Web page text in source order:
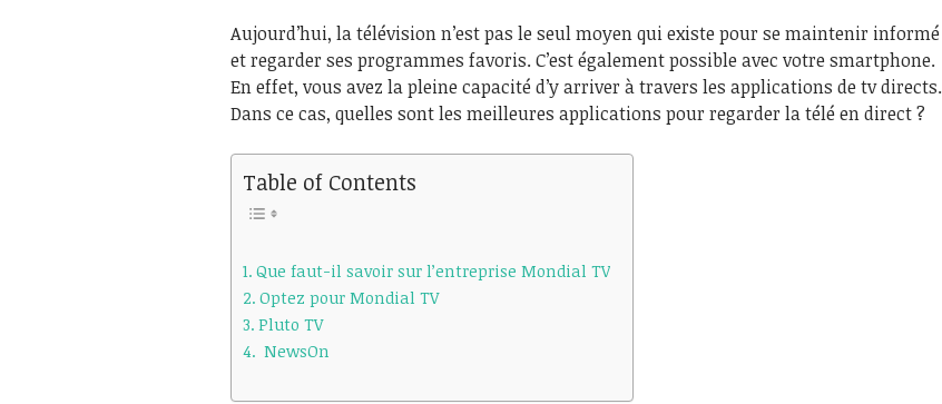
Aujourd’hui, la télévision n’est pas le seul moyen qui existe pour se maintenir informé
et regarder ses programmes favoris. C’est également possible avec votre smartphone.
En effet, vous avez la pleine capacité d’y arriver à travers les applications de tv directs.
Dans ce cas, quelles sont les meilleures applications pour regarder la télé en direct ?
Table of Contents
Que faut-il savoir sur l’entreprise Mondial TV
Optez pour Mondial TV
Pluto TV
NewsOn